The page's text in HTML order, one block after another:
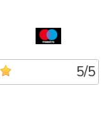
5/5